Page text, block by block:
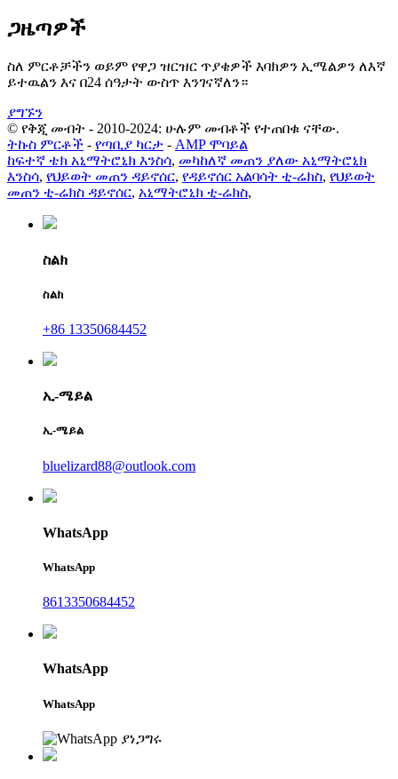
ጋዜጣዎች
ስለ ምርቶቻችን ወይም የዋጋ ዝርዝር ጥያቄዎች እባክዎን ኢሜልዎን ለእኛ
ይተዉልን እና በ24 ሰዓታት ውስጥ እንገናኛለን።
ያግኙን
© የቅጂ መብት - 2010-2024: ሁሉም መብቶች የተጠበቁ ናቸው.
ትኩስ ምርቶች - የጣቢያ ካርታ - AMP ሞባይል
ከፍተኛ ቴክ አኒማትሮኒክ እንስሳ, መካከለኛ መጠን ያለው አኒማትሮኒክ
እንስሳ, የህይወት መጠን ዳይኖሰር, የዳይኖሰር አልባሳት ቲ-ሬክስ, የህይወት
መጠን ቲ-ሬክስ ዳይኖሰር, አኒማትሮኒክ ቲ-ሬክስ,
ስልክ
ስልክ
+86 13350684452
ኢ-ሜይል
ኢ-ሜይል
bluelizard88@outlook.com
WhatsApp
WhatsApp
8613350684452
WhatsApp
WhatsApp